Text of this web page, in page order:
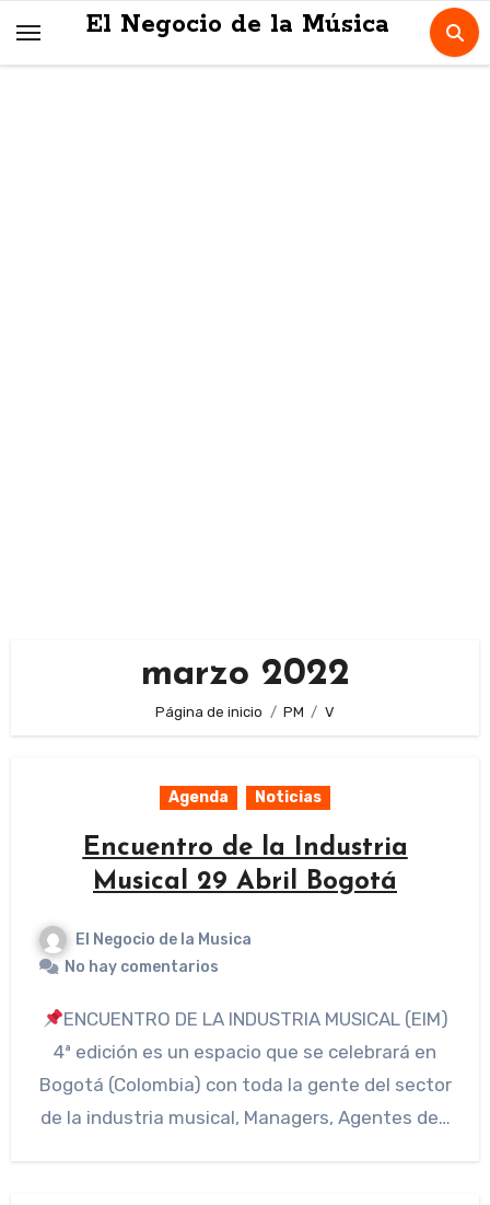
El Negocio de la Música
marzo 2022
Página de inicio PM V
Agenda Noticias
Encuentro de la Industria
Musical 29 Abril Bogotá
El Negocio de la Musica
No hay comentarios
ENCUENTRO DE LA INDUSTRIA MUSICAL (EIM)
4ª edición es un espacio que se celebrará en
Bogotá (Colombia) con toda la gente del sector
de la industria musical, Managers, Agentes de…